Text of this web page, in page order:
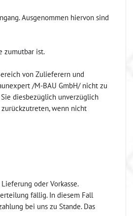
Ausgenommen hiervon sind
zumutbar ist.
von Zulieferern und
/M-BAU GmbH/ nicht zu
diesbezüglich unverzüglich
wenn nicht
oder Vorkasse.
fällig. In diesem Fall
bei uns zu Stande. Das